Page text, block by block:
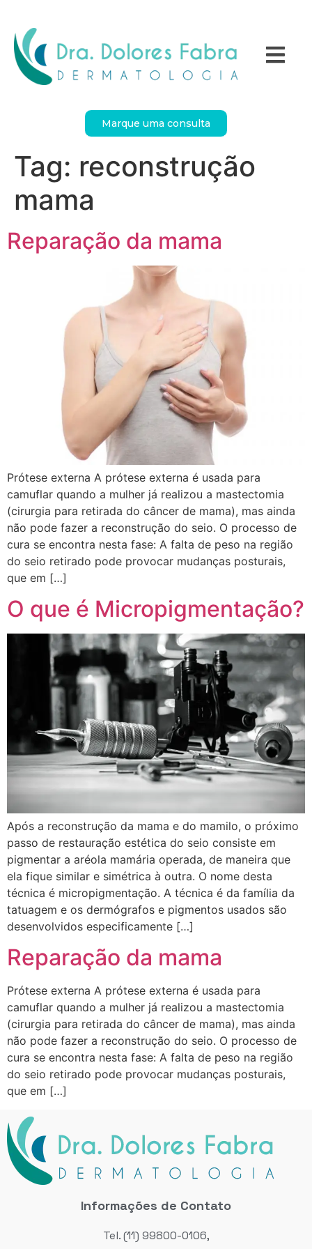
Marque uma consulta
Tag: reconstrução
mama
Reparação da mama
Prótese externa A prótese externa é usada para
camuflar quando a mulher já realizou a mastectomia
(cirurgia para retirada do câncer de mama), mas ainda
não pode fazer a reconstrução do seio. O processo de
cura se encontra nesta fase: A falta de peso na região
do seio retirado pode provocar mudanças posturais,
que em […]
O que é Micropigmentação?
Após a reconstrução da mama e do mamilo, o próximo
passo de restauração estética do seio consiste em
pigmentar a aréola mamária operada, de maneira que
ela fique similar e simétrica à outra. O nome desta
técnica é micropigmentação. A técnica é da família da
tatuagem e os dermógrafos e pigmentos usados são
desenvolvidos especificamente […]
Reparação da mama
Prótese externa A prótese externa é usada para
camuflar quando a mulher já realizou a mastectomia
(cirurgia para retirada do câncer de mama), mas ainda
não pode fazer a reconstrução do seio. O processo de
cura se encontra nesta fase: A falta de peso na região
do seio retirado pode provocar mudanças posturais,
que em […]
Informações de Contato
Tel. (11) 99800-0106,